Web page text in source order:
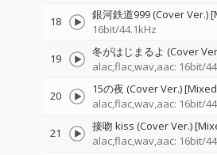
18 銀河鉄道999 (Cover Ver.)
16bit/44.1kHz
19 冬がはじまるよ (Cover
alac,flac,wav,aac: 16bit/
20 15の夜 (Cover Ver.)
alac,flac,wav,aac: 16bit/
21 接吻 kiss (Cover Ver.)
alac,flac,wav,aac: 16bit/